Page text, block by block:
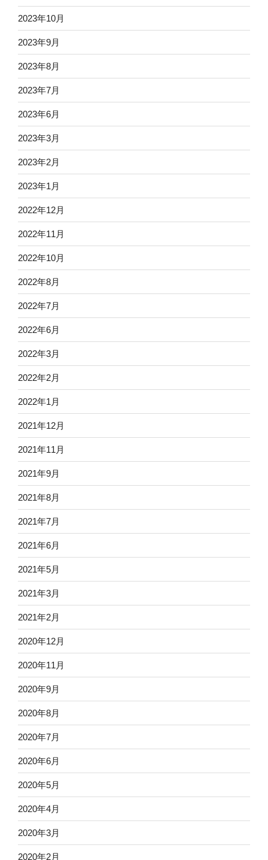
2023年10月
2023年9月
2023年8月
2023年7月
2023年6月
2023年3月
2023年2月
2023年1月
2022年12月
2022年11月
2022年10月
2022年8月
2022年7月
2022年6月
2022年3月
2022年2月
2022年1月
2021年12月
2021年11月
2021年9月
2021年8月
2021年7月
2021年6月
2021年5月
2021年3月
2021年2月
2020年12月
2020年11月
2020年9月
2020年8月
2020年7月
2020年6月
2020年5月
2020年4月
2020年3月
2020年2月